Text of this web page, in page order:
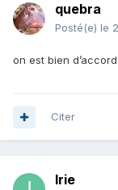
quebra
Posté(e) le
on est bien d’accord
Citer
Irie